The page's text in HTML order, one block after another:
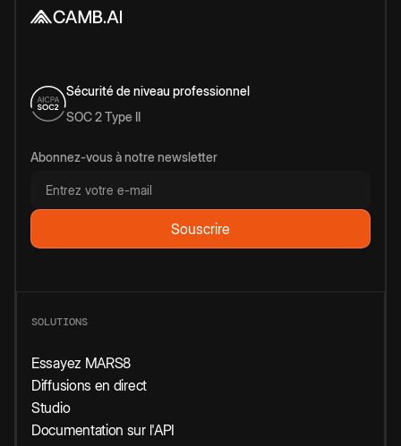
Sécurité de niveau professionnel
SOC 2 Type II
Abonnez-vous à notre newsletter
SOLUTIONS
Essayez MARS8
Diffusions en direct
Studio
Documentation sur l'API